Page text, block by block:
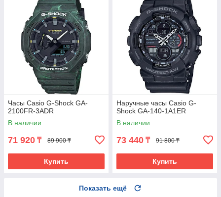
Часы Casio G-Shock GA-
2100FR-3ADR
В наличии
71 920 ₸ 89 900 ₸
Купить
Наручные часы Casio G-
Shock GA-140-1A1ER
В наличии
73 440 ₸ 91 800 ₸
Купить
Показать ещё